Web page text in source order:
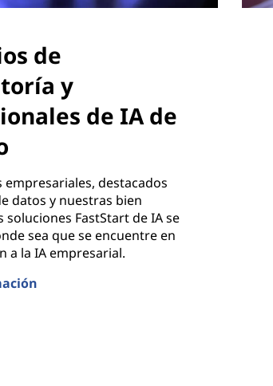
de
y
de IA de
empresariales, destacados
datos y nuestras bien
soluciones FastStart de IA se
sea que se encuentre en
a la IA empresarial.